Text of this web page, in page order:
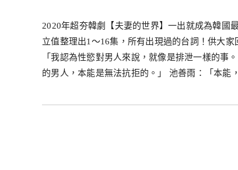
2020年超夯韓劇【夫妻的世界】一出就成為韓國
立值整理出1～16集，所有出現過的台詞！供大
「我認為性慾對男人來說，就像是排泄一樣的事
的男人，本能是無法抗拒的。」 池善雨：「本